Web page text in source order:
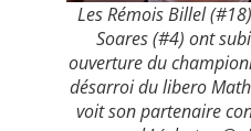
Les Rémois Billel
Soares (#4) ont
ouverture du
désarroi du libero
voit son partenaire